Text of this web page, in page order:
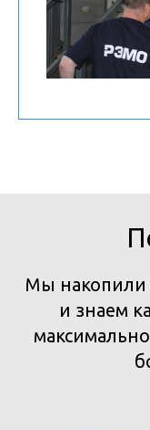
Мы накопили
и знаем